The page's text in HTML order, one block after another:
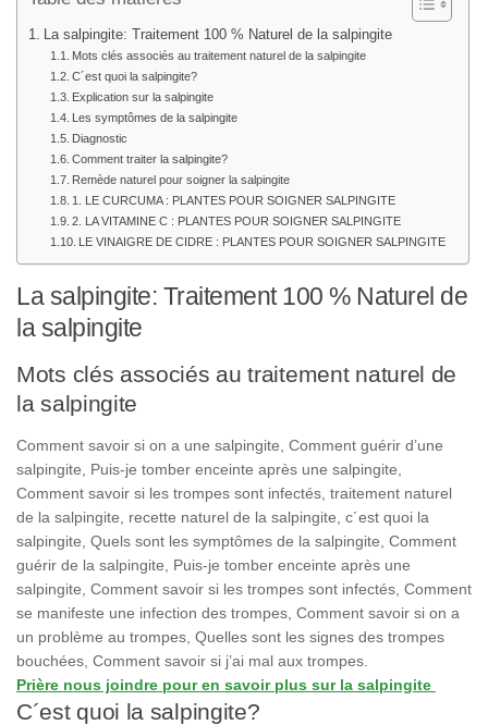
La salpingite: Traitement 100 % Naturel de la salpingite
Mots clés associés au traitement naturel de la salpingite
C´est quoi la salpingite?
Explication sur la salpingite
Les symptômes de la salpingite
Diagnostic
Comment traiter la salpingite?
Remède naturel pour soigner la salpingite
1. LE CURCUMA : PLANTES POUR SOIGNER SALPINGITE
2. LA VITAMINE C : PLANTES POUR SOIGNER SALPINGITE
LE VINAIGRE DE CIDRE : PLANTES POUR SOIGNER SALPINGITE
La salpingite: Traitement 100 % Naturel de
la salpingite
Mots clés associés au traitement naturel de
la salpingite
Comment savoir si on a une salpingite, Comment guérir d’une
salpingite, Puis-je tomber enceinte après une salpingite,
Comment savoir si les trompes sont infectés, traitement naturel
de la salpingite, recette naturel de la salpingite, c´est quoi la
salpingite, Quels sont les symptômes de la salpingite, Comment
guérir de la salpingite, Puis-je tomber enceinte après une
salpingite, Comment savoir si les trompes sont infectés, Comment
se manifeste une infection des trompes, Comment savoir si on a
un problème au trompes, Quelles sont les signes des trompes
bouchées, Comment savoir si j’ai mal aux trompes.
Prière nous joindre pour en savoir plus sur la salpingite
C´est quoi la salpingite?